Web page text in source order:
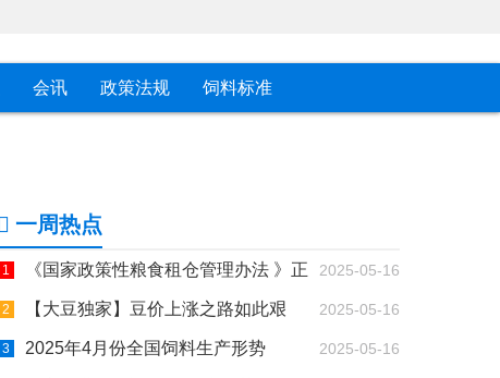
会讯 政策法规 饲料标准
一周热点
2025-05-16
《国家政策性粮食租仓管理办法 》正
式发布！ 2025-05-16
【大豆独家】豆价上涨之路如此艰
难？ 2025-05-16
2025年4月份全国饲料生产形势